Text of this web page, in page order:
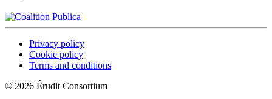
Privacy policy
Cookie policy
Terms and conditions
© 2026 Érudit Consortium